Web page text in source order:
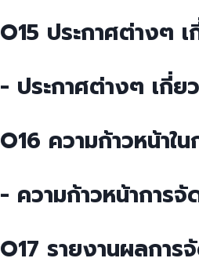
O15 ประกาศต่างๆ
- ประกาศต่างๆ เกี่
O16 ความก้าวหน้า
- ความก้าวหน้าการ
O17 รายงานผลกา